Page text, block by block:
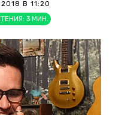
В 11:20
3 МИН.